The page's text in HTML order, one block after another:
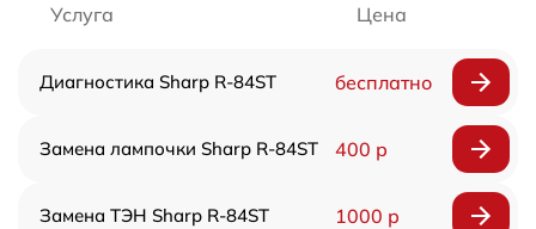
Услуга Цена
Диагностика Sharp R-84ST бесплатно
Замена лампочки Sharp R-84ST 400 р
Замена ТЭН Sharp R-84ST 1000 р